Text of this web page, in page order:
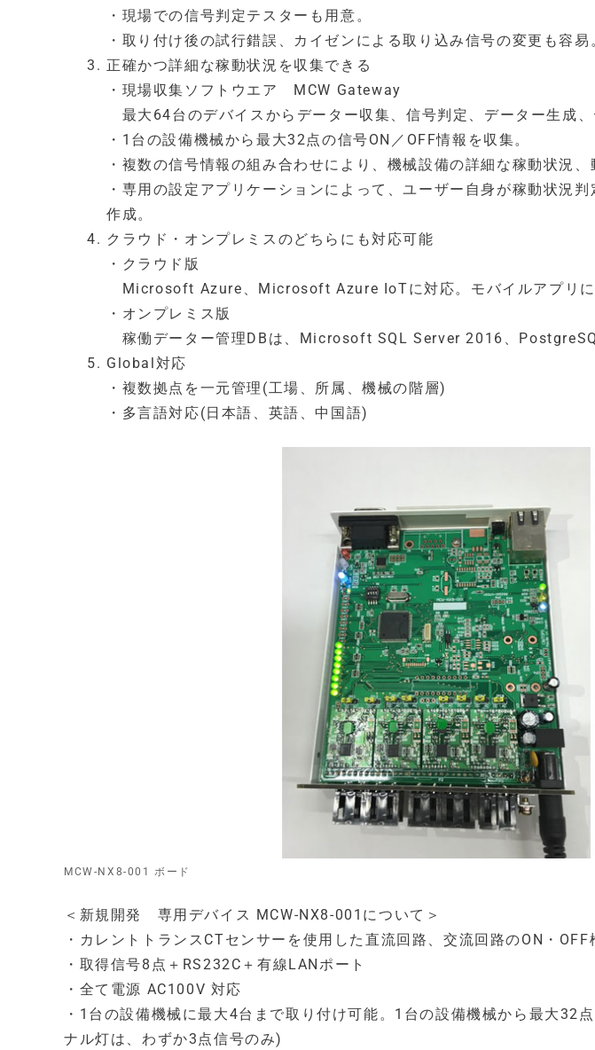
・現場での信号判定テスターも用意。
・取り付け後の試行錯誤、カイゼンによる取り込み信号の変更も容易
正確かつ詳細な稼動状況を収集できる
・現場収集ソフトウエア MCW Gateway
最大64台のデバイスからデーター収集、信号判定、データー生成
・1台の設備機械から最大32点の信号ON／OFF情報を収集。
・複数の信号情報の組み合わせにより、機械設備の詳細な稼動状況、
・専用の設定アプリケーションによって、ユーザー自身が稼動状況
作成。
クラウド・オンプレミスのどちらにも対応可能
・クラウド版
Microsoft Azure、Microsoft Azure IoTに対応。モバイルアプリに
・オンプレミス版
稼働データー管理DBは、Microsoft SQL Server 2016、
Global対応
・複数拠点を一元管理(工場、所属、機械の階層)
・多言語対応(日本語、英語、中国語)
MCW-NX8-001 ボード
＜新規開発 専用デバイス MCW-NX8-001について＞
・カレントトランスCTセンサーを使用した直流回路、交流回路のON・
・取得信号8点＋RS232C＋有線LANポート
・全て電源 AC100V 対応
・1台の設備機械に最大4台まで取り付け可能。1台の設備機械から最大32
ナル灯は、わずか3点信号のみ)